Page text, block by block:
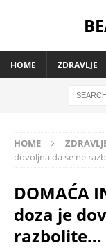
HOME ZDRAVLJE
HOME
dovoljna da se ne
DOMAĆA
doza je
razbolite…